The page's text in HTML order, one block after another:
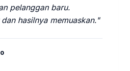
pelanggan baru.
hasilnya memuaskan."